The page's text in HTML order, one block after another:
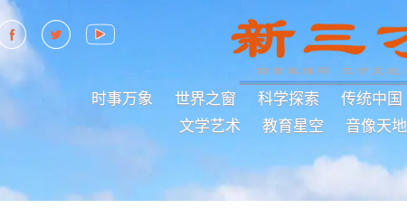
时事万象 世界之窗 科学探索 传统中国
文学艺术
教育星空 音像天地